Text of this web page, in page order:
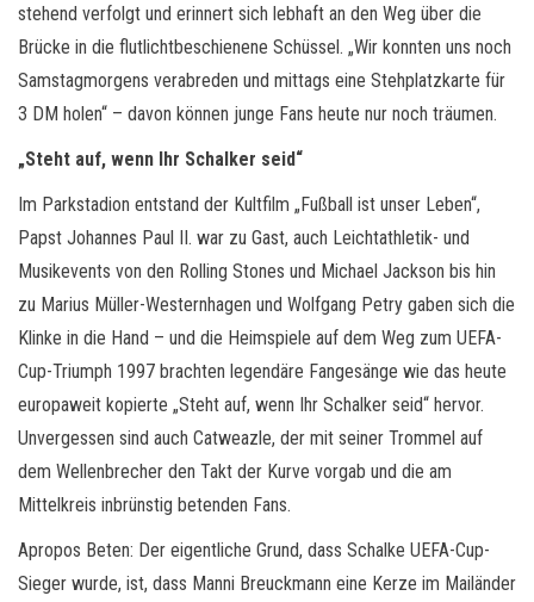
stehend verfolgt und erinnert sich lebhaft an den Weg über die
Brücke in die flutlichtbeschienene Schüssel. „Wir konnten uns noch
Samstagmorgens verabreden und mittags eine Stehplatzkarte für
3 DM holen“ – davon können junge Fans heute nur noch träumen.
„Steht auf, wenn Ihr Schalker seid“
Im Parkstadion entstand der Kultfilm „Fußball ist unser Leben“,
Papst Johannes Paul II. war zu Gast, auch Leichtathletik- und
Musikevents von den Rolling Stones und Michael Jackson bis hin
zu Marius Müller-Westernhagen und Wolfgang Petry gaben sich die
Klinke in die Hand – und die Heimspiele auf dem Weg zum UEFA-
Cup-Triumph 1997 brachten legendäre Fangesänge wie das heute
europaweit kopierte „Steht auf, wenn Ihr Schalker seid“ hervor.
Unvergessen sind auch Catweazle, der mit seiner Trommel auf
dem Wellenbrecher den Takt der Kurve vorgab und die am
Mittelkreis inbrünstig betenden Fans.
Apropos Beten: Der eigentliche Grund, dass Schalke UEFA-Cup-
Sieger wurde, ist, dass Manni Breuckmann eine Kerze im Mailänder